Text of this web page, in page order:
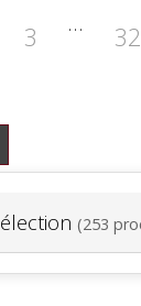
(253
3 … 32